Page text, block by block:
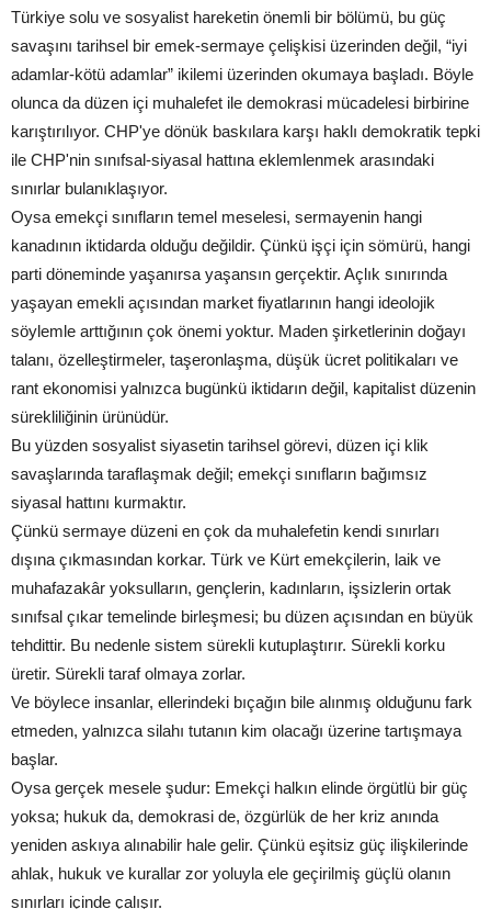
Türkiye solu ve sosyalist hareketin önemli bir bölümü, bu güç
savaşını tarihsel bir emek-sermaye çelişkisi üzerinden değil, “iyi
adamlar-kötü adamlar” ikilemi üzerinden okumaya başladı. Böyle
olunca da düzen içi muhalefet ile demokrasi mücadelesi birbirine
karıştırılıyor. CHP'ye dönük baskılara karşı haklı demokratik tepki
ile CHP'nin sınıfsal-siyasal hattına eklemlenmek arasındaki
sınırlar bulanıklaşıyor.
Oysa emekçi sınıfların temel meselesi, sermayenin hangi
kanadının iktidarda olduğu değildir. Çünkü işçi için sömürü, hangi
parti döneminde yaşanırsa yaşansın gerçektir. Açlık sınırında
yaşayan emekli açısından market fiyatlarının hangi ideolojik
söylemle arttığının çok önemi yoktur. Maden şirketlerinin doğayı
talanı, özelleştirmeler, taşeronlaşma, düşük ücret politikaları ve
rant ekonomisi yalnızca bugünkü iktidarın değil, kapitalist düzenin
sürekliliğinin ürünüdür.
Bu yüzden sosyalist siyasetin tarihsel görevi, düzen içi klik
savaşlarında taraflaşmak değil; emekçi sınıfların bağımsız
siyasal hattını kurmaktır.
Çünkü sermaye düzeni en çok da muhalefetin kendi sınırları
dışına çıkmasından korkar. Türk ve Kürt emekçilerin, laik ve
muhafazakâr yoksulların, gençlerin, kadınların, işsizlerin ortak
sınıfsal çıkar temelinde birleşmesi; bu düzen açısından en büyük
tehdittir. Bu nedenle sistem sürekli kutuplaştırır. Sürekli korku
üretir. Sürekli taraf olmaya zorlar.
Ve böylece insanlar, ellerindeki bıçağın bile alınmış olduğunu fark
etmeden, yalnızca silahı tutanın kim olacağı üzerine tartışmaya
başlar.
Oysa gerçek mesele şudur: Emekçi halkın elinde örgütlü bir güç
yoksa; hukuk da, demokrasi de, özgürlük de her kriz anında
yeniden askıya alınabilir hale gelir. Çünkü eşitsiz güç ilişkilerinde
ahlak, hukuk ve kurallar zor yoluyla ele geçirilmiş güçlü olanın
sınırları içinde çalışır.